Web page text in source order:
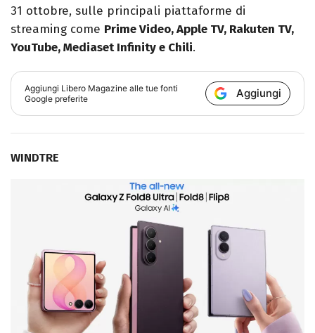
31 ottobre, sulle principali piattaforme di
streaming come Prime Video, Apple TV, Rakuten TV,
YouTube, Mediaset Infinity e Chili.
Aggiungi Libero Magazine alle tue fonti
Google preferite
Aggiungi
WINDTRE